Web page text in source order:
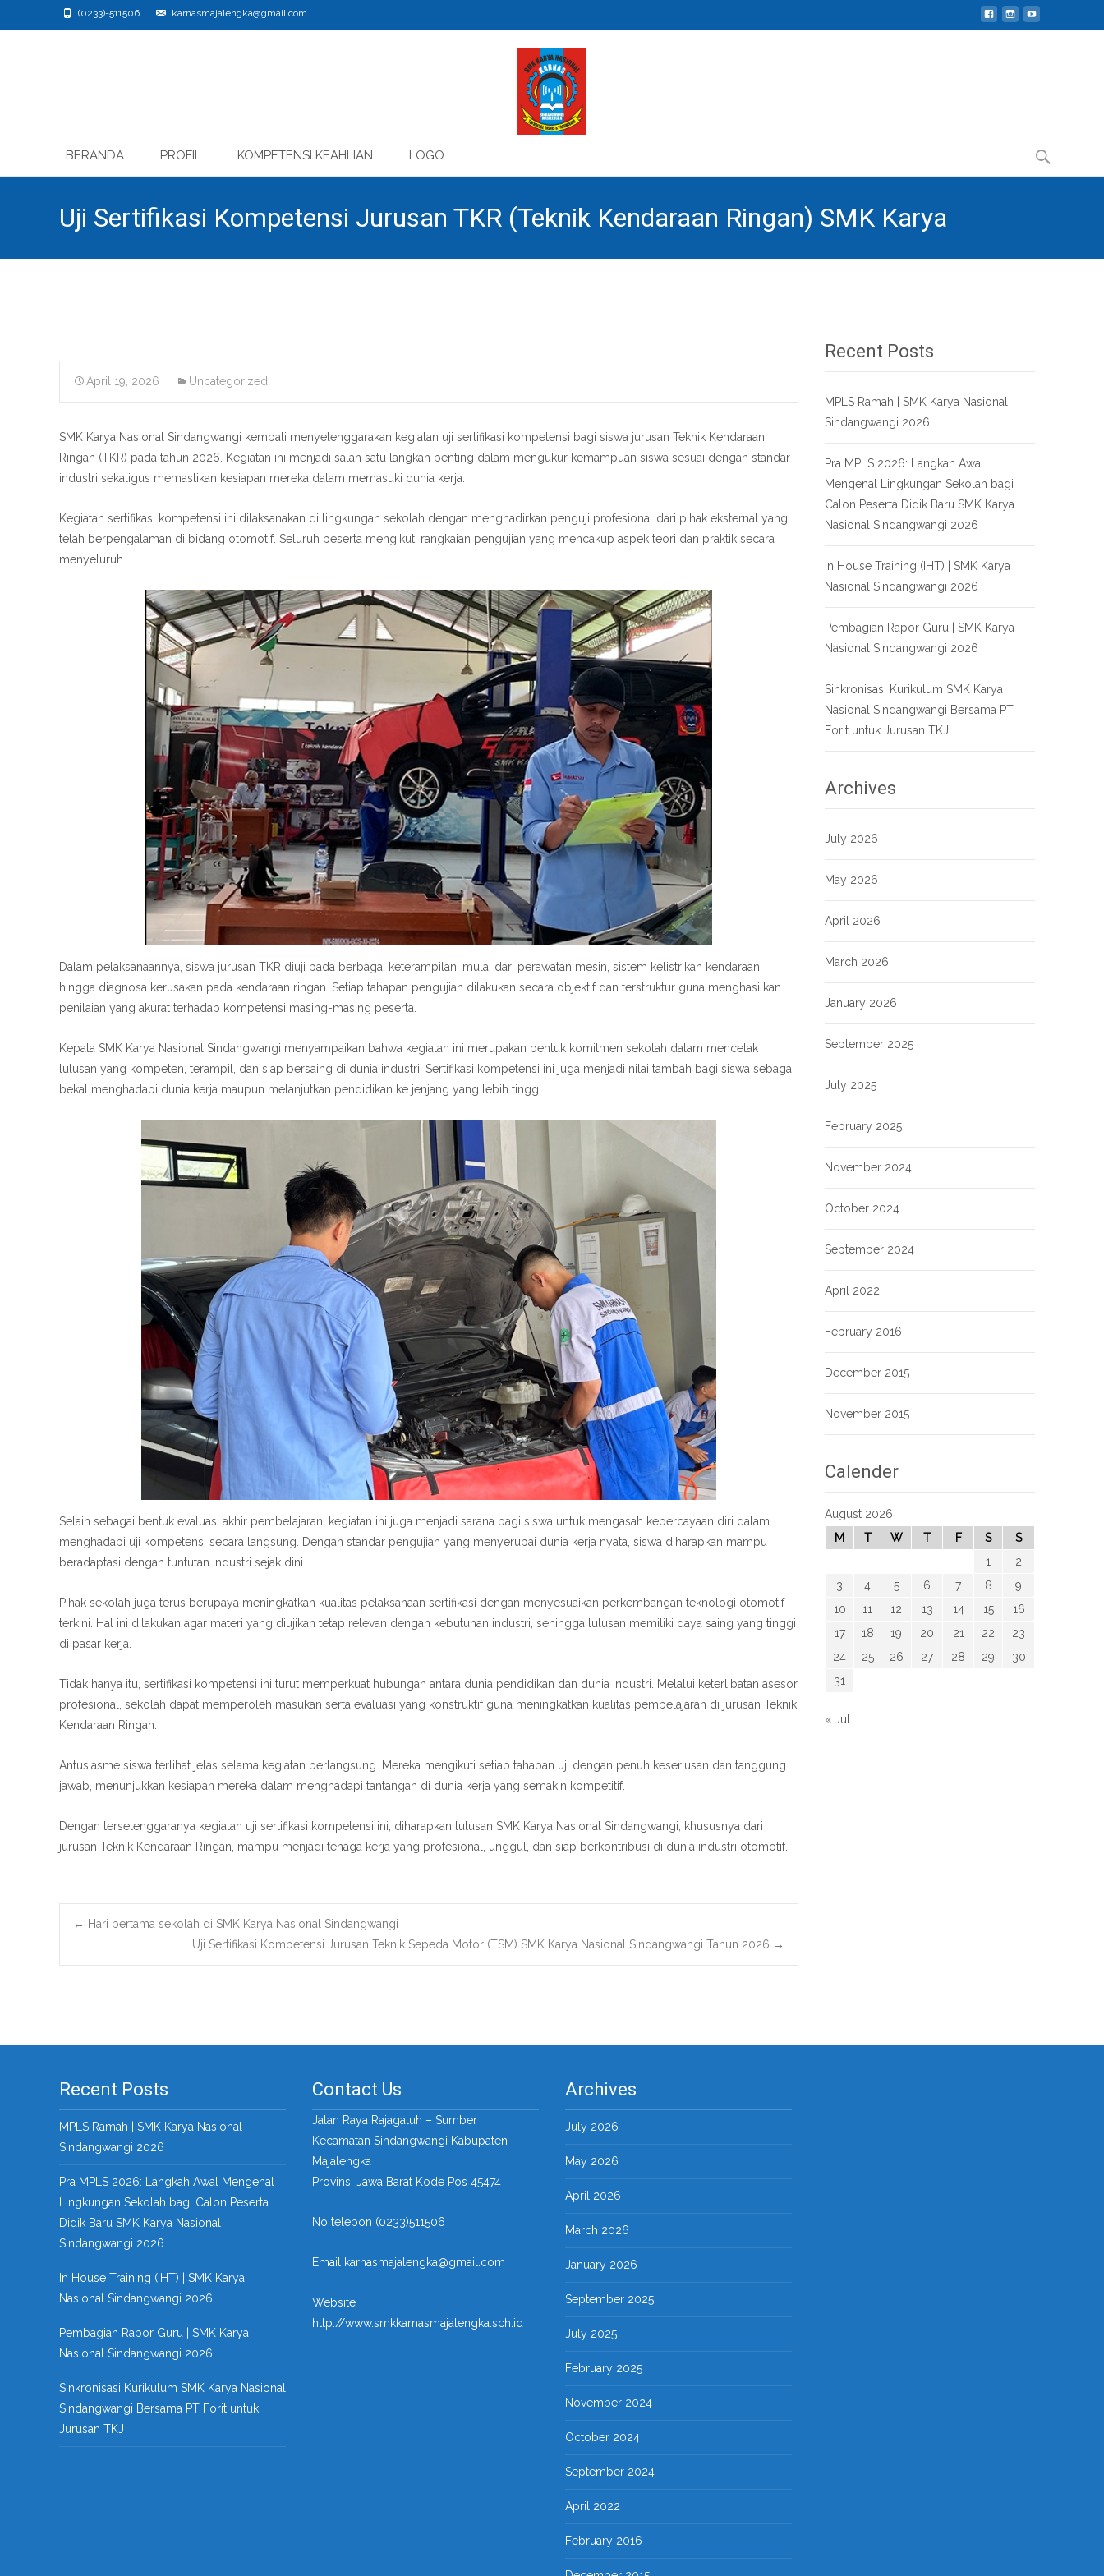
(0233)-511506 karnasmajalengka@gmail.com
BERANDA PROFIL KOMPETENSI KEAHLIAN LOGO
Search
Uji Sertifikasi Kompetensi Jurusan TKR (Teknik Kendaraan Ringan) SMK Karya
April 19, 2026 Uncategorized
SMK Karya Nasional Sindangwangi kembali menyelenggarakan kegiatan uji sertifikasi kompetensi bagi siswa jurusan Teknik Kendaraan
Ringan (TKR) pada tahun 2026. Kegiatan ini menjadi salah satu langkah penting dalam mengukur kemampuan siswa sesuai dengan standar
industri sekaligus memastikan kesiapan mereka dalam memasuki dunia kerja.
Kegiatan sertifikasi kompetensi ini dilaksanakan di lingkungan sekolah dengan menghadirkan penguji profesional dari pihak eksternal yang
telah berpengalaman di bidang otomotif. Seluruh peserta mengikuti rangkaian pengujian yang mencakup aspek teori dan praktik secara
menyeluruh.
Dalam pelaksanaannya, siswa jurusan TKR diuji pada berbagai keterampilan, mulai dari perawatan mesin, sistem kelistrikan kendaraan,
hingga diagnosa kerusakan pada kendaraan ringan. Setiap tahapan pengujian dilakukan secara objektif dan terstruktur guna menghasilkan
penilaian yang akurat terhadap kompetensi masing-masing peserta.
Kepala SMK Karya Nasional Sindangwangi menyampaikan bahwa kegiatan ini merupakan bentuk komitmen sekolah dalam mencetak
lulusan yang kompeten, terampil, dan siap bersaing di dunia industri. Sertifikasi kompetensi ini juga menjadi nilai tambah bagi siswa sebagai
bekal menghadapi dunia kerja maupun melanjutkan pendidikan ke jenjang yang lebih tinggi.
Selain sebagai bentuk evaluasi akhir pembelajaran, kegiatan ini juga menjadi sarana bagi siswa untuk mengasah kepercayaan diri dalam
menghadapi uji kompetensi secara langsung. Dengan standar pengujian yang menyerupai dunia kerja nyata, siswa diharapkan mampu
beradaptasi dengan tuntutan industri sejak dini.
Pihak sekolah juga terus berupaya meningkatkan kualitas pelaksanaan sertifikasi dengan menyesuaikan perkembangan teknologi otomotif
terkini. Hal ini dilakukan agar materi yang diujikan tetap relevan dengan kebutuhan industri, sehingga lulusan memiliki daya saing yang tinggi
di pasar kerja.
Tidak hanya itu, sertifikasi kompetensi ini turut memperkuat hubungan antara dunia pendidikan dan dunia industri. Melalui keterlibatan asesor
profesional, sekolah dapat memperoleh masukan serta evaluasi yang konstruktif guna meningkatkan kualitas pembelajaran di jurusan Teknik
Kendaraan Ringan.
Antusiasme siswa terlihat jelas selama kegiatan berlangsung. Mereka mengikuti setiap tahapan uji dengan penuh keseriusan dan tanggung
jawab, menunjukkan kesiapan mereka dalam menghadapi tantangan di dunia kerja yang semakin kompetitif.
Dengan terselenggaranya kegiatan uji sertifikasi kompetensi ini, diharapkan lulusan SMK Karya Nasional Sindangwangi, khususnya dari
jurusan Teknik Kendaraan Ringan, mampu menjadi tenaga kerja yang profesional, unggul, dan siap berkontribusi di dunia industri otomotif.
Post
← Hari pertama sekolah di SMK Karya Nasional Sindangwangi
Uji Sertifikasi Kompetensi Jurusan Teknik Sepeda Motor (TSM) SMK Karya Nasional Sindangwangi Tahun 2026 →
Recent Posts
MPLS Ramah | SMK Karya Nasional
Sindangwangi 2026
Pra MPLS 2026: Langkah Awal
Mengenal Lingkungan Sekolah bagi
Calon Peserta Didik Baru SMK Karya
Nasional Sindangwangi 2026
In House Training (IHT) | SMK Karya
Nasional Sindangwangi 2026
Pembagian Rapor Guru | SMK Karya
Nasional Sindangwangi 2026
Sinkronisasi Kurikulum SMK Karya
Nasional Sindangwangi Bersama PT
Forit untuk Jurusan TKJ
Archives
July 2026
May 2026
April 2026
March 2026
January 2026
September 2025
July 2025
February 2025
November 2024
October 2024
September 2024
April 2022
February 2016
December 2015
November 2015
Calender
August 2026
M
T W T F S
S
1
2
3
4 5 6 7 8
9
10
11 12 13 14 15
16
17
18 19 20 21 22
23
24
25 26 27 28 29
30
31
« Jul
Recent Posts
MPLS Ramah | SMK Karya Nasional
Sindangwangi 2026
Pra MPLS 2026: Langkah Awal Mengenal
Lingkungan Sekolah bagi Calon Peserta
Didik Baru SMK Karya Nasional
Sindangwangi 2026
In House Training (IHT) | SMK Karya
Nasional Sindangwangi 2026
Pembagian Rapor Guru | SMK Karya
Nasional Sindangwangi 2026
Sinkronisasi Kurikulum SMK Karya Nasional
Sindangwangi Bersama PT Forit untuk
Jurusan TKJ
Contact Us
Jalan Raya Rajagaluh – Sumber
Kecamatan Sindangwangi Kabupaten
Majalengka
Provinsi Jawa Barat Kode Pos 45474
No telepon (0233)511506
Email karnasmajalengka@gmail.com
Website
http://www.smkkarnasmajalengka.sch.id
Archives
July 2026
May 2026
April 2026
March 2026
January 2026
September 2025
July 2025
February 2025
November 2024
October 2024
September 2024
April 2022
February 2016